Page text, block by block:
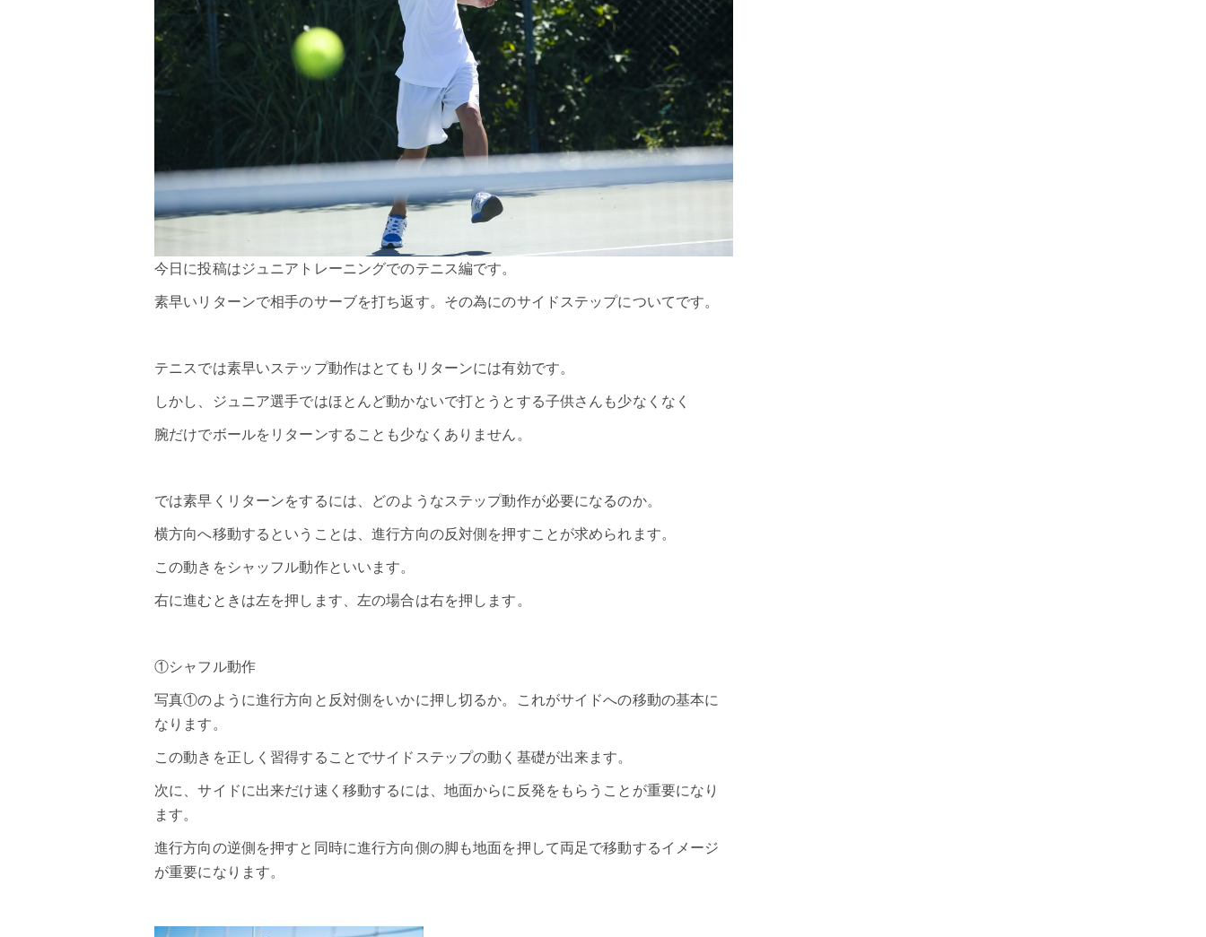
今日に投稿はジュニアトレーニングでのテニス編です。
素早いリターンで相手のサーブを打ち返す。その為にのサイドステップについてです。
テニス では素早いステップ動作はとてもリターンには有効です。
しかし、ジュニア選手ではほとんど動かないで打とうとする子供さんも少なくなく
腕だけでボールをリターンすることも少なくありません。
では素早くリターンをするには、どのようなステップ動作が必要になるのか。
横方向へ移動するということは、進行方向の反対側を押すことが求められます。
この動きをシャッフル動作といいます。
右に進むときは左を押します、左の場合は右を押します。
①シャフル動作
写真①のように進行方向と反対側をいかに押し切るか。これがサイドへの移動の基本に
なります。
この動きを正しく習得することでサイドステップの動く基礎が出来ます。
次に、サイドに出来だけ速く移動するには、地面からに反発をもらうことが重要になり
ます。
進行方向の逆側を押すと同時に進行方向側の脚も地面を押して両足で移動するイメージ
が重要になります。